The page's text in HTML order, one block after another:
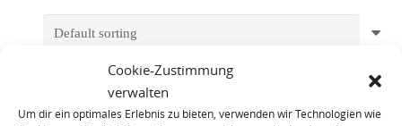
Cookie-Zustimmung
verwalten
Um dir ein optimales Erlebnis zu bieten, verwenden wir Technologien wie